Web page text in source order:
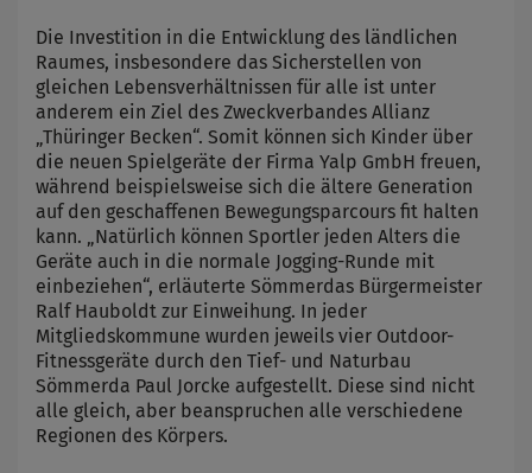
Die Investition in die Entwicklung des ländlichen
Raumes, insbesondere das Sicherstellen von
gleichen Lebensverhältnissen für alle ist unter
anderem ein Ziel des Zweckverbandes Allianz
„Thüringer Becken“. Somit können sich Kinder über
die neuen Spielgeräte der Firma Yalp GmbH freuen,
während beispielsweise sich die ältere Generation
auf den geschaffenen Bewegungsparcours fit halten
kann. „Natürlich können Sportler jeden Alters die
Geräte auch in die normale Jogging-Runde mit
einbeziehen“, erläuterte Sömmerdas Bürgermeister
Ralf Hauboldt zur Einweihung. In jeder
Mitgliedskommune wurden jeweils vier Outdoor-
Fitnessgeräte durch den Tief- und Naturbau
Sömmerda Paul Jorcke aufgestellt. Diese sind nicht
alle gleich, aber beanspruchen alle verschiedene
Regionen des Körpers.